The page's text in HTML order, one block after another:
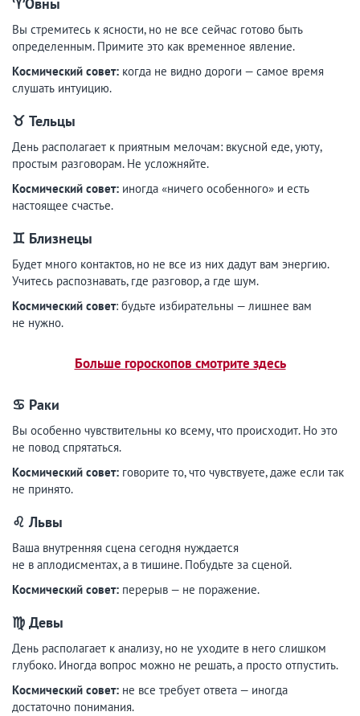
♈️Овны
Вы стремитесь к ясности, но не все сейчас готово быть
определенным. Примите это как временное явление.
Космический совет: когда не видно дороги — самое время
слушать интуицию.
♉ Тельцы
День располагает к приятным мелочам: вкусной еде, уюту,
простым разговорам. Не усложняйте.
Космический совет: иногда «ничего особенного» и есть
настоящее счастье.
♊ Близнецы
Будет много контактов, но не все из них дадут вам энергию.
Учитесь распознавать, где разговор, а где шум.
Космический совет: будьте избирательны — лишнее вам
не нужно.
Больше гороскопов смотрите здесь
♋ Раки
Вы особенно чувствительны ко всему, что происходит. Но это
не повод спрятаться.
Космический совет: говорите то, что чувствуете, даже если так
не принято.
♌ Львы
Ваша внутренняя сцена сегодня нуждается
не в аплодисментах, а в тишине. Побудьте за сценой.
Космический совет: перерыв — не поражение.
♍ Девы
День располагает к анализу, но не уходите в него слишком
глубоко. Иногда вопрос можно не решать, а просто отпустить.
Космический совет: не все требует ответа — иногда
достаточно понимания.